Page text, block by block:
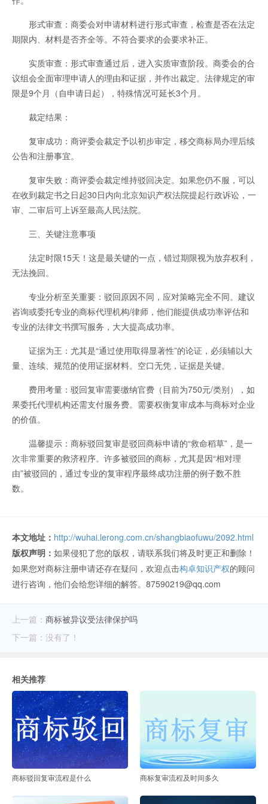
形式审查：商委会对申请材料进行形式审查，检查是否在法定
期限内、材料是否齐全等。不符合要求的会要求补正。
实质审查：形式审查通过后，进入实质审查阶段。商委会的合
议组会全面审理申请人的理由和证据，并作出裁定。法律规定的审
限是9个月（自申请日起），特殊情况可延长3个月。
裁定结果：
复审成功：商评委会裁定予以初步审定，移交商标局办理后续
公告和注册事宜。
复审失败：商评委会裁定维持驳回决定。如果您仍不服，可以
在收到裁定书之日起30日内向北京知识产权法院提起行政诉讼，一
审、二审后可上诉至最高人民法院。
三、关键注意事项
法定时限15天！这是最关键的一点，错过期限视为放弃权利，
无法挽回。
专业分析至关重要：驳回原因不同，应对策略完全不同。建议
咨询或委托专业的商标代理机构/律师，他们能提供成功率评估和
专业的法律文书撰写服务，大大提高成功率。
证据为王：尤其是“通过使用取得显著性”的论证，必须辅以大
量、连续、规范的使用证据材料。空口无凭，证据是关键。
费用考量：驳回复审需要缴纳官费（目前为750元/类别），如
果委托代理机构还需支付服务费。需要权衡复审成本与商标对企业
的价值。
温馨提示：商标驳回复审是驳回商标申请的“救命稻草”，是一
次非常重要的救济程序。许多被驳回的商标，尤其是因“相对理
由”被驳回的，通过专业的复审程序最终成功注册的例子数不胜
数。
本文地址： http://wuhai.lerong.com.cn/shangbiaofuwu/2092.html
版权声明： 如果侵犯了您的版权，请联系我们将及时更正和删除！
如果您对商标注册申请还存在疑问，欢迎点击构卓知识产权的顾问
进行咨询，他们会给您详细的解答。87590219@qq.com
上一篇： 商标被异议受法律保护吗
下一篇：没有了！
相关推荐
商标驳回复审流程是什么 商标复审流程及时间多久